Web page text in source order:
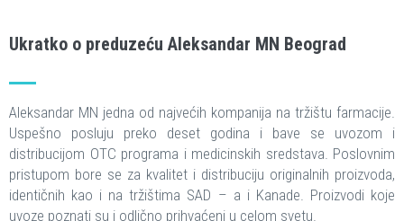
Ukratko o preduzeću Aleksandar MN Beograd
Aleksandar MN jedna od najvećih kompanija na tržištu farmacije.
Uspešno posluju preko deset godina i bave se uvozom i
distribucijom OTC programa i medicinskih sredstava. Poslovnim
pristupom bore se za kvalitet i distribuciju originalnih proizvoda,
identičnih kao i na tržištima SAD – a i Kanade. Proizvodi koje
uvoze poznati su i odlično prihvaćeni u celom svetu.